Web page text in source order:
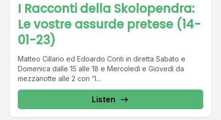
I Racconti della Skolopendra:
Le vostre assurde pretese (14-
01-23)
Matteo Cillario ed Edoardo Conti in diretta Sabato e
Domenica dalle 15 alle 18 e Mercoledì e Giovedì da
mezzanotte alle 2 con “I...
Listen